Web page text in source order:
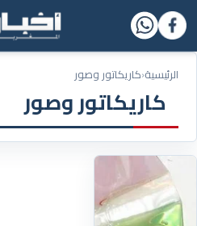
الرئيسية‹كاريكاتور وصور
كاريكاتور وصور